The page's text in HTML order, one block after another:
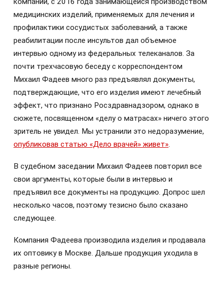
медицинских изделий, применяемых для лечения и
профилактики сосудистых заболеваний, а также
реабилитации после инсультов дал объемное
интервью одному из федеральных телеканалов. За
почти трехчасовую беседу с корреспондентом
Михаил Фадеев много раз предъявлял документы,
подтверждающие, что его изделия имеют лечебный
эффект, что признано Росздравнадзором, однако в
сюжете, посвященном «делу о матрасах» ничего этого
зритель не увидел. Мы устранили это недоразумение,
опубликовав статью «Дело врачей» живет».
В судебном заседании Михаил Фадеев повторил все
свои аргументы, которые были в интервью и
предъявил все документы на продукцию. Допрос шел
несколько часов, поэтому тезисно было сказано
следующее.
Компания Фадеева производила изделия и продавала
их оптовику в Москве. Дальше продукция уходила в
разные регионы.